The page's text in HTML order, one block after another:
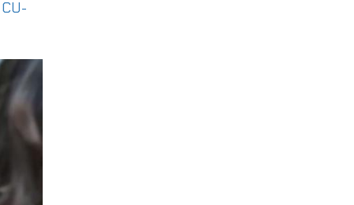
CU-